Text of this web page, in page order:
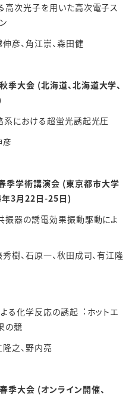
次光子を用いた高次電子ス
、角江崇、森田健
季大会 (北海道、北海道大学、
における超蛍光誘起光圧
季学術講演会 (東京都市大学
年3月22日-25日)
器の誘電効果振動駆動によ
、⽯原⼀、秋⽥成司、有江隆
化学反応の誘起︓ホットエ
の競
之、野内亮
季大会 (オンライン開催、